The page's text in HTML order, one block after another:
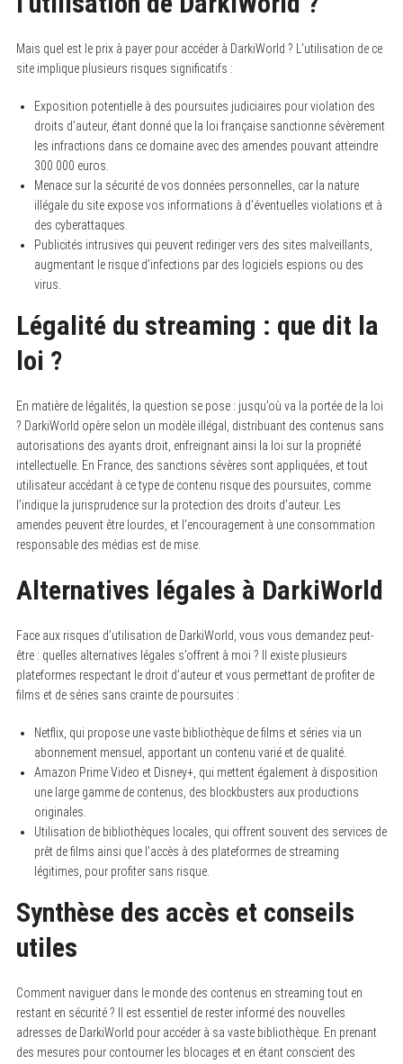
Mais quel est le prix à payer pour accéder à DarkiWorld ? L’utilisation de ce
site implique plusieurs risques significatifs :
Exposition potentielle à des poursuites judiciaires pour violation des
droits d’auteur, étant donné que la loi française sanctionne sévèrement
les infractions dans ce domaine avec des amendes pouvant atteindre
300 000 euros.
Menace sur la sécurité de vos données personnelles, car la nature
illégale du site expose vos informations à d’éventuelles violations et à
des cyberattaques.
Publicités intrusives qui peuvent rediriger vers des sites malveillants,
augmentant le risque d’infections par des logiciels espions ou des
virus.
Légalité du streaming : que dit la
loi ?
En matière de légalités, la question se pose : jusqu’où va la portée de la loi
? DarkiWorld opère selon un modèle illégal, distribuant des contenus sans
autorisations des ayants droit, enfreignant ainsi la loi sur la propriété
intellectuelle. En France, des sanctions sévères sont appliquées, et tout
utilisateur accédant à ce type de contenu risque des poursuites, comme
l’indique la jurisprudence sur la protection des droits d’auteur. Les
amendes peuvent être lourdes, et l’encouragement à une consommation
responsable des médias est de mise.
Alternatives légales à DarkiWorld
Face aux risques d’utilisation de DarkiWorld, vous vous demandez peut-
être : quelles alternatives légales s’offrent à moi ? Il existe plusieurs
plateformes respectant le droit d’auteur et vous permettant de profiter de
films et de séries sans crainte de poursuites :
Netflix, qui propose une vaste bibliothèque de films et séries via un
abonnement mensuel, apportant un contenu varié et de qualité.
Amazon Prime Video et Disney+, qui mettent également à disposition
une large gamme de contenus, des blockbusters aux productions
originales.
Utilisation de bibliothèques locales, qui offrent souvent des services de
prêt de films ainsi que l’accès à des plateformes de streaming
légitimes, pour profiter sans risque.
Synthèse des accès et conseils
utiles
Comment naviguer dans le monde des contenus en streaming tout en
restant en sécurité ? Il est essentiel de rester informé des nouvelles
adresses de DarkiWorld pour accéder à sa vaste bibliothèque. En prenant
des mesures pour contourner les blocages et en étant conscient des